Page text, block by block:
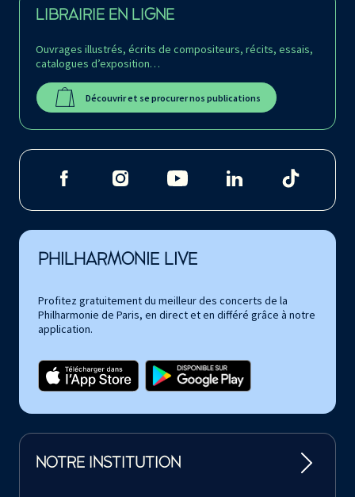
LIBRAIRIE EN LIGNE
Ouvrages illustrés, écrits de compositeurs, récits, essais,
catalogues d’exposition…
Découvrir et se procurer nos publications
PHILHARMONIE LIVE
Profitez gratuitement du meilleur des concerts de la
Philharmonie de Paris, en direct et en différé grâce à notre
application.
NOTRE INSTITUTION